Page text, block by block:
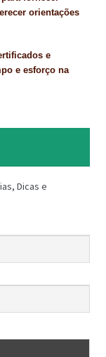
orientações
e
e esforço na
Dicas e